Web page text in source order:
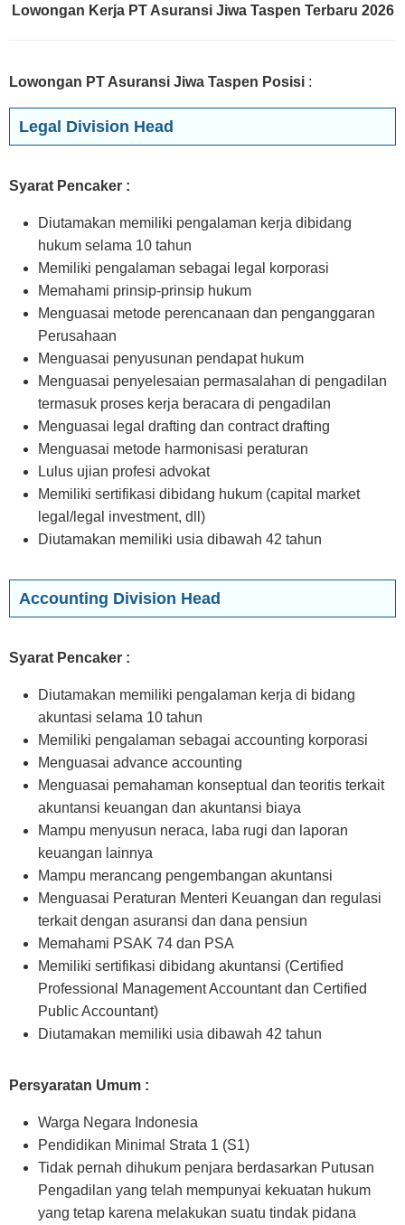
Lowongan Kerja PT Asuransi Jiwa Taspen Terbaru 2026
Lowongan PT Asuransi Jiwa Taspen Posisi :
Legal Division Head
Syarat Pencaker :
Diutamakan memiliki pengalaman kerja dibidang
hukum selama 10 tahun
Memiliki pengalaman sebagai legal korporasi
Memahami prinsip-prinsip hukum
Menguasai metode perencanaan dan penganggaran
Perusahaan
Menguasai penyusunan pendapat hukum
Menguasai penyelesaian permasalahan di pengadilan
termasuk proses kerja beracara di pengadilan
Menguasai legal drafting dan contract drafting
Menguasai metode harmonisasi peraturan
Lulus ujian profesi advokat
Memiliki sertifikasi dibidang hukum (capital market
legal/legal investment, dll)
Diutamakan memiliki usia dibawah 42 tahun
Accounting Division Head
Syarat Pencaker :
Diutamakan memiliki pengalaman kerja di bidang
akuntasi selama 10 tahun
Memiliki pengalaman sebagai accounting korporasi
Menguasai advance accounting
Menguasai pemahaman konseptual dan teoritis terkait
akuntansi keuangan dan akuntansi biaya
Mampu menyusun neraca, laba rugi dan laporan
keuangan lainnya
Mampu merancang pengembangan akuntansi
Menguasai Peraturan Menteri Keuangan dan regulasi
terkait dengan asuransi dan dana pensiun
Memahami PSAK 74 dan PSA
Memiliki sertifikasi dibidang akuntansi (Certified
Professional Management Accountant dan Certified
Public Accountant)
Diutamakan memiliki usia dibawah 42 tahun
Persyaratan Umum :
Warga Negara Indonesia
Pendidikan Minimal Strata 1 (S1)
Tidak pernah dihukum penjara berdasarkan Putusan
Pengadilan yang telah mempunyai kekuatan hukum
yang tetap karena melakukan suatu tindak pidana